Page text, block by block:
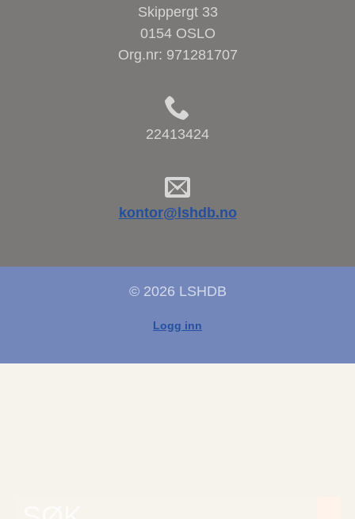
Skippergt 33
0154 OSLO
Org.nr: 971281707
22413424
kontor@lshdb.no
© 2026 LSHDB
Logg inn